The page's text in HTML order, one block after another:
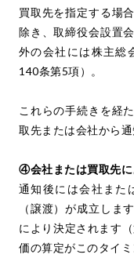
買取先を指定する場
除き、取締役会設置
外の会社には株主総
140条第5項）。
これらの手続きを経
取先または会社から通
④会社または買取先に
通知後には会社また
（譲渡）が成立しま
により決定されます
価の算定がこのタイ